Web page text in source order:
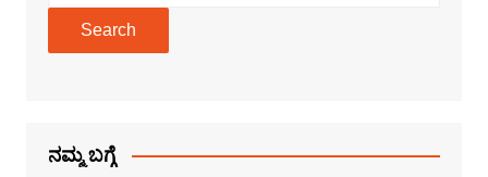
Search
ನಮ್ಮ ಬಗ್ಗೆ